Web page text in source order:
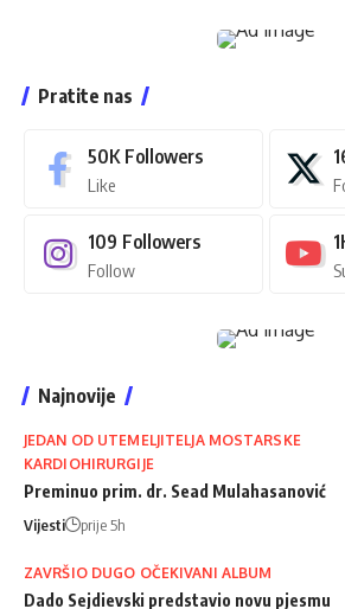
Pratite nas
50K Followers
Like
109 Followers
Follow
Najnovije
JEDAN OD UTEMELJITELJA MOSTARSKE
KARDIOHIRURGIJE
Preminuo prim. dr. Sead Mulahasanović
Vijesti prije 5h
ZAVRŠIO DUGO OČEKIVANI ALBUM
Dado Sejdievski predstavio novu pjesmu